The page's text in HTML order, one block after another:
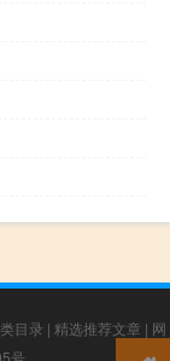
目录 | 精选推荐文章 | 网
号